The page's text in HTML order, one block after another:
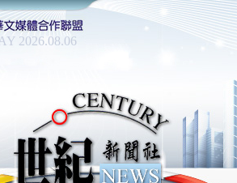
2026.08.06